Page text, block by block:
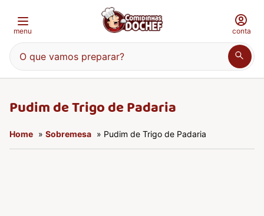
menu
O que vamos preparar?
conta
Pudim de Trigo de Padaria
Home » Sobremesa » Pudim de Trigo de Padaria